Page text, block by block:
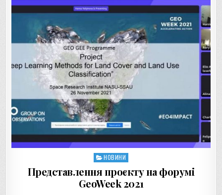
Posted
НОВИНИ
Представлення проєкту на форумі
GeoWeek 2021